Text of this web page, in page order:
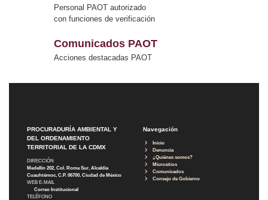
Personal PAOT autorizado
con funciones de verificación
Comunicados PAOT
Acciones destacadas PAOT
PROCURADURÍA AMBIENTAL Y
DEL ORDENAMIENTO
TERRITORIAL DE LA CDMX
DIRECCIÓN
Medellín 202, Col. Roma Sur, Alcaldía
Cuauhtémoc, C.P. 06700, Ciudad de México
WEB E-MAIL
Correo Institucional
TELÉFONO
Navegación
Inicio
Denuncia
¿Quiénes somos?
Micrositios
Comunicados
Consejo de Gobierno